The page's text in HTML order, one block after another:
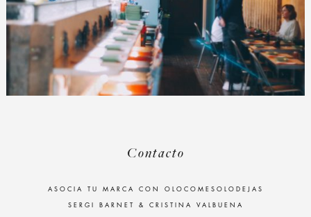
Contacto
ASOCIA TU MARCA CON OLOCOMESOLODEJAS
SERGI BARNET & CRISTINA VALBUENA